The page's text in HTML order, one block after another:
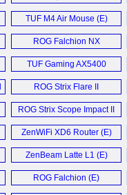
Router (D)
TUF M4 Air Mouse (E)
ROG Falchion NX
Mechanical Keyboard (E)
TUF Gaming AX5400
Router (E)
ROG Strix Flare II
Animate (E)
ROG Strix Scope Impact II
Mouse (E)
ZenWiFi XD6 Router (E)
ZenBeam Latte L1 (E)
ROG Falchion (E)